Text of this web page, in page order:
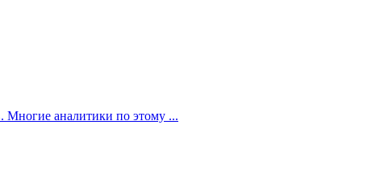
Многие аналитики по этому ...